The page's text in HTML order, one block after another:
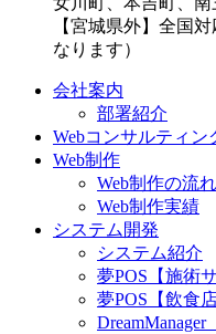
【宮城県外】全国
なります）
会社案内
部署紹介
Webコンサルティン
Web制作
Web制作の流れ
Web制作実績
システム開発
システム紹介
夢POS【施術
夢POS【飲食
DreamManager